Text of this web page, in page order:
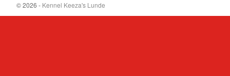
© 2026 - Kennel Keeza's Lunde